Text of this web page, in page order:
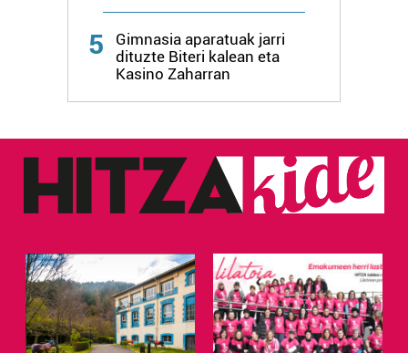
Webgune honek cookie propioak eta hirugarrenen cookie-
fitxategiak erabiltzen ditu. Zure esperientzia eta
zerbitzuak hobetzeko asmoz, cookie teknologiaz
baliatzen gara. Ohar hau onartuz gero, teknologia hori
erabiltzeko baimen esplizitua ematen diguzu.Gehiago
5
Gimnasia aparatuak jarri
dituzte Biteri kalean eta
Kasino Zaharran